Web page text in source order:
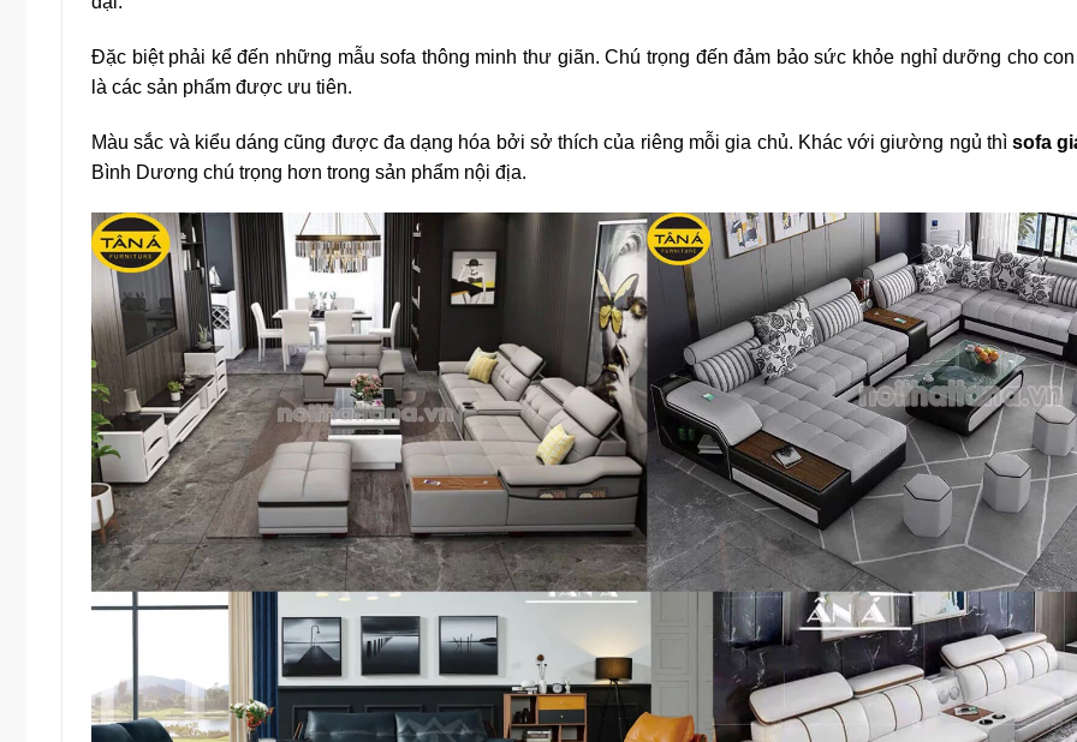
Đặc biệt phải kể đến những mẫu sofa thông minh thư giãn. Chú trọng đến đảm bảo sức khỏe nghỉ dưỡng cho
là các sản phẩm được ưu tiên.
Màu sắc và kiểu dáng cũng được đa dạng hóa bởi sở thích của riêng mỗi gia chủ. Khác với giường ngủ thìsofa
Bình Dương chú trọng hơn trong sản phẩm nội địa.